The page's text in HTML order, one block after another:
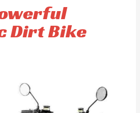
Dirt Bike